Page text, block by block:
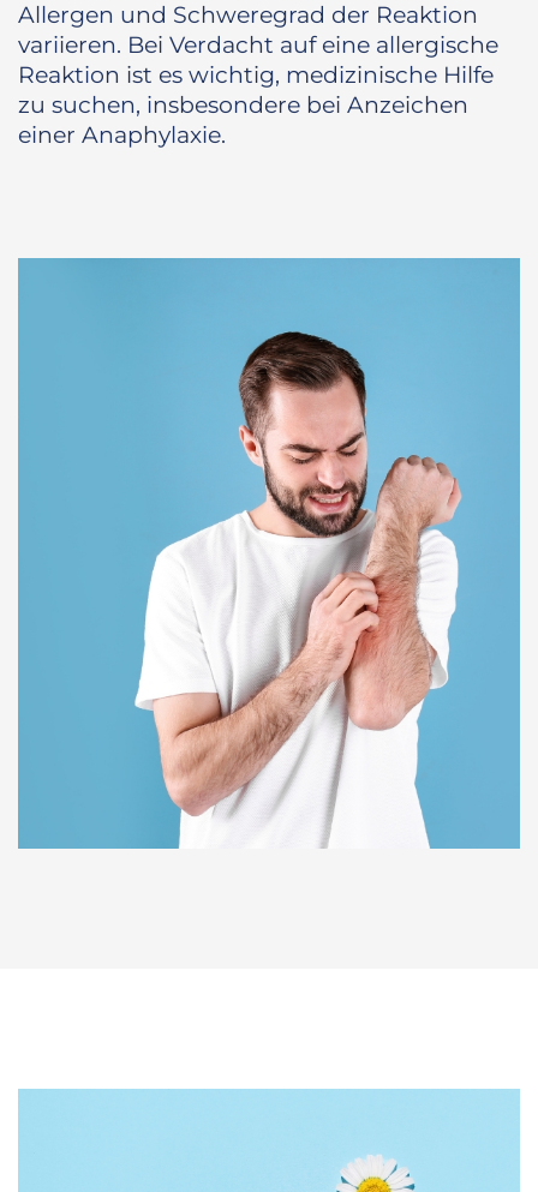
Allergen und Schweregrad der Reaktion
variieren. Bei Verdacht auf eine allergische
Reaktion ist es wichtig, medizinische Hilfe
zu suchen, insbesondere bei Anzeichen
einer Anaphylaxie.